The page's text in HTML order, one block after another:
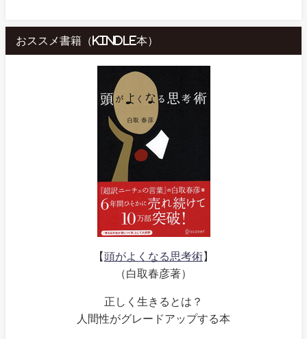
おススメ書籍（kindle本）
【頭がよくなる思考術】
（白取春彦著）
正しく生きるとは？
人間性がグレードアップする本